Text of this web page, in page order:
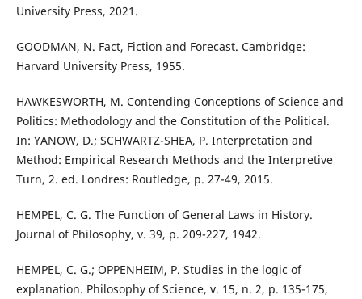
University Press, 2021.
GOODMAN, N. Fact, Fiction and Forecast. Cambridge:
Harvard University Press, 1955.
HAWKESWORTH, M. Contending Conceptions of Science and
Politics: Methodology and the Constitution of the Political.
In: YANOW, D.; SCHWARTZ-SHEA, P. Interpretation and
Method: Empirical Research Methods and the Interpretive
Turn, 2. ed. Londres: Routledge, p. 27-49, 2015.
HEMPEL, C. G. The Function of General Laws in History.
Journal of Philosophy, v. 39, p. 209-227, 1942.
HEMPEL, C. G.; OPPENHEIM, P. Studies in the logic of
explanation. Philosophy of Science, v. 15, n. 2, p. 135-175,